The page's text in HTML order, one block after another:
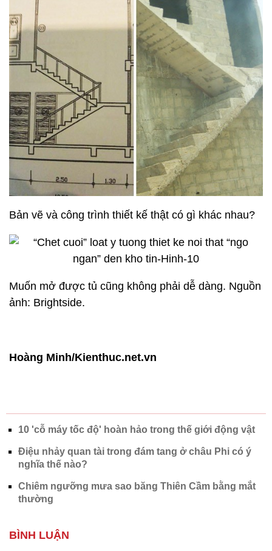
Bản vẽ và công trình thiết kế thật có gì khác nhau?
Muốn mở được tủ cũng không phải dễ dàng. Nguồn
ảnh: Brightside.
Hoàng Minh/Kienthuc.net.vn
10 'cỗ máy tốc độ' hoàn hảo trong thế giới động vật
Điệu nhảy quan tài trong đám tang ở châu Phi có ý
nghĩa thế nào?
Chiêm ngưỡng mưa sao băng Thiên Cầm bằng mắt
thường